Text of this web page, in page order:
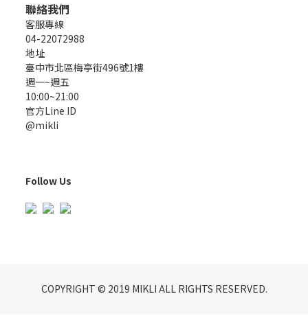
聯絡我們
客服專線
04-22072988
地址
臺中市北區梅亭街496號1樓
週一~週五
10:00~21:00
官方Line ID
@mikli
Follow Us
COPYRIGHT © 2019 MIKLI ALL RIGHTS RESERVED.